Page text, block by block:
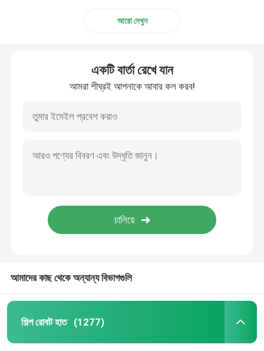
আরো দেখুন
একটি বার্তা রেখে যান
আমরা শীঘ্রই আপনাকে আবার কল করব!
আমাদের কাছ থেকে অন্যান্য বিভাগগুলি
শিল্প রোবট হাত (1277)